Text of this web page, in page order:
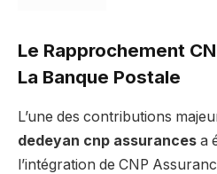
Le Rapprochement
La Banque Postale
L’une des contributions
dedeyan cnp assurances a
l’intégration de CNP